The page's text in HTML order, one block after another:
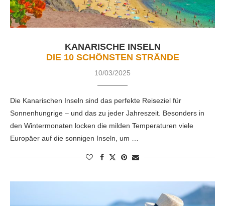
KANARISCHE INSELN
DIE 10 SCHÖNSTEN STRÄNDE
10/03/2025
Die Kanarischen Inseln sind das perfekte Reiseziel für
Sonnenhungrige – und das zu jeder Jahreszeit. Besonders in
den Wintermonaten locken die milden Temperaturen viele
Europäer auf die sonnigen Inseln, um …